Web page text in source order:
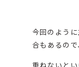
今回のよう
合もあるの